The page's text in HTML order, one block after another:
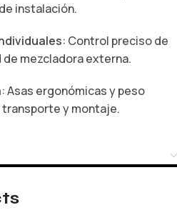
instalación.
: Control preciso de
mezcladora externa.
: Asas ergonómicas y peso
y montaje.